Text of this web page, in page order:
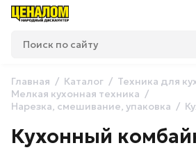
Главная Каталог
Техника для
Мелкая кухонная техника
Нарезка, смешивание, упаковка
Кухонный